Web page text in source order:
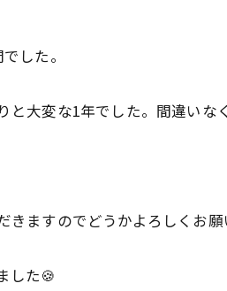
した。
大変な1年でした。間違いな
ますのでどうかよろしくお願
した🍪